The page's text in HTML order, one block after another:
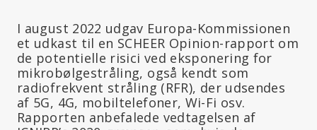
I august 2022 udgav Europa-Kommissionen
et udkast til en SCHEER Opinion-rapport om
de potentielle risici ved eksponering for
mikrobølgestråling, også kendt som
radiofrekvent stråling (RFR), der udsendes
af 5G, 4G, mobiltelefoner, Wi-Fi osv.
Rapporten anbefalede vedtagelsen af